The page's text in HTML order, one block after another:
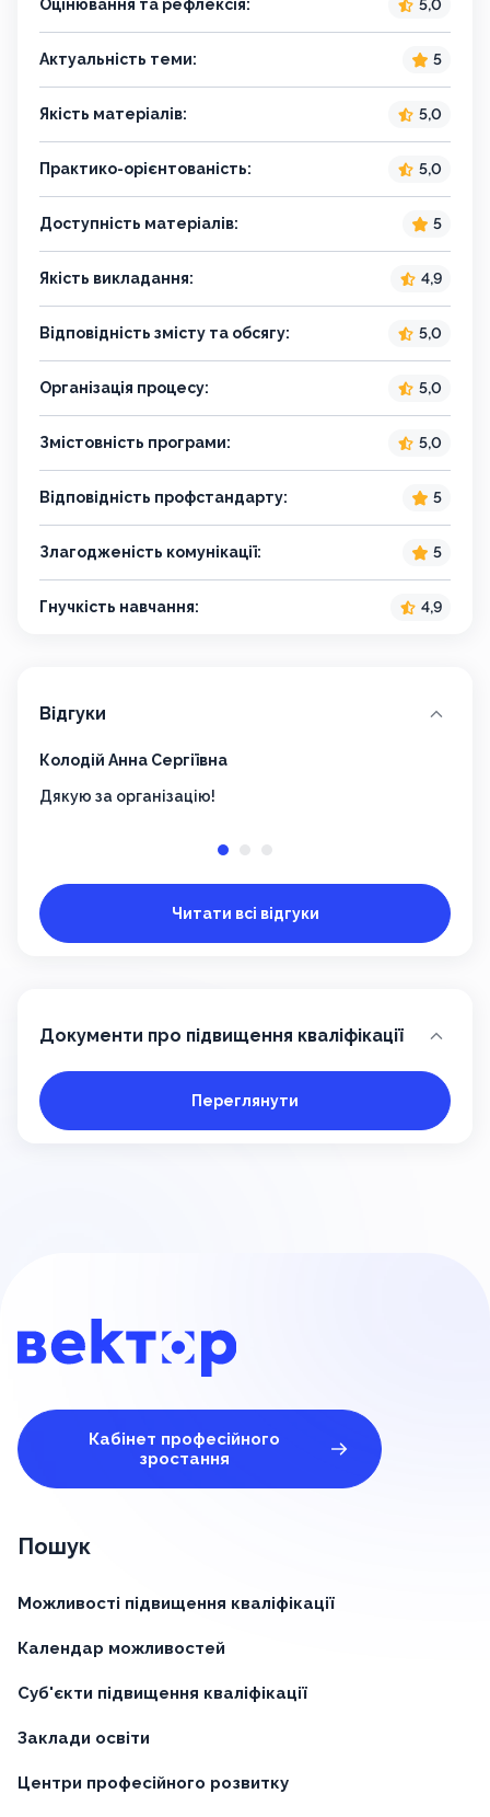
Оцінювання та рефлексія: 5,0
Актуальність теми: 5
Якість матеріалів: 5,0
Практико-орієнтованість: 5,0
Доступність матеріалів: 5
Якість викладання: 4,9
Відповідність змісту та обсягу: 5,0
Організація процесу: 5,0
Змістовність програми: 5,0
Відповідність профстандарту: 5
Злагодженість комунікації: 5
Гнучкість навчання: 4,9
Відгуки
Колодій Анна Сергіївна
Дякую за організацію!
Читати всі відгуки
Документи про підвищення кваліфікації
Переглянути
Кабінет професійного
зростання
Пошук
Можливості підвищення кваліфікації
Календар можливостей
Суб'єкти підвищення кваліфікації
Заклади освіти
Центри професійного розвитку